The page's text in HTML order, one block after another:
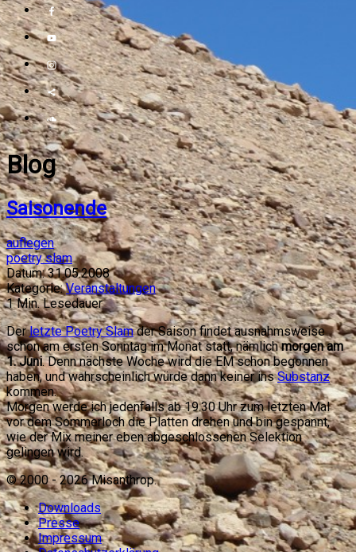
Blog
Saisonende
auflegen
poetry slam
Datum: 31.05.2008
Kategorie: Veranstaltungen
1Min. Lesedauer
Derletzte Poetry Slamder Saison findet ausnahmsweise
schon am ersten Sonntag im Monat statt, nämlichmorgen am
1. Juni. Denn nächste Woche wird die EM schon begonnen
haben, und wahrscheinlich würde dann keiner insSubstanz
kommen.
Morgen werde ich jedenfalls ab 19.30 Uhr zum letzten Mal
vor dem Sommerloch die Platten drehen und bin gespannt,
wie der Mix meiner eben abgeschlossenen Selektion
gelingen wird.
© 2000 -2026Misanthrop.
Downloads
Presse
Impressum